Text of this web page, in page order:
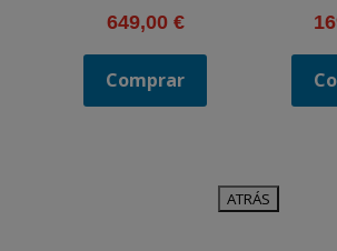
649,00 €
Comprar